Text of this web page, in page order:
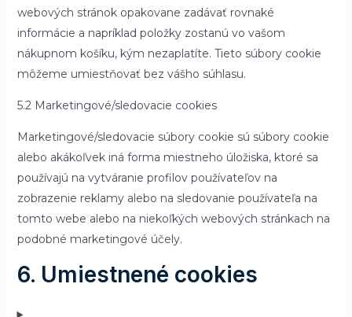
webových stránok opakovane zadávať rovnaké
informácie a napríklad položky zostanú vo vašom
nákupnom košíku, kým nezaplatíte. Tieto súbory cookie
môžeme umiestňovať bez vášho súhlasu.
5.2 Marketingové/sledovacie cookies
Marketingové/sledovacie súbory cookie sú súbory cookie
alebo akákoľvek iná forma miestneho úložiska, ktoré sa
používajú na vytváranie profilov používateľov na
zobrazenie reklamy alebo na sledovanie používateľa na
tomto webe alebo na niekoľkých webových stránkach na
podobné marketingové účely.
6. Umiestnené cookies